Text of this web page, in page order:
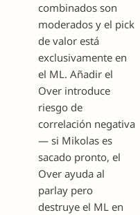
combinados son
moderados y el pick
de valor está
exclusivamente en
el ML. Añadir el
Over introduce
riesgo de
correlación negativa
— si Mikolas es
sacado pronto, el
Over ayuda al
parlay pero
destruye el ML en